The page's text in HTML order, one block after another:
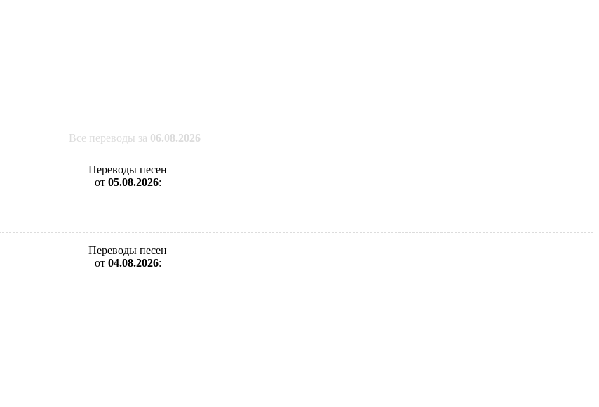
Все переводы за 06.08.2026
Переводы песен
от 05.08.2026:
Переводы песен
от 04.08.2026: